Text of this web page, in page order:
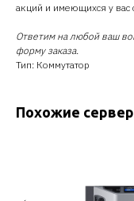
акций и имеющихся у вас
Ответим на любой ваш
форму заказа.
Тип: Коммутатор
Похожие